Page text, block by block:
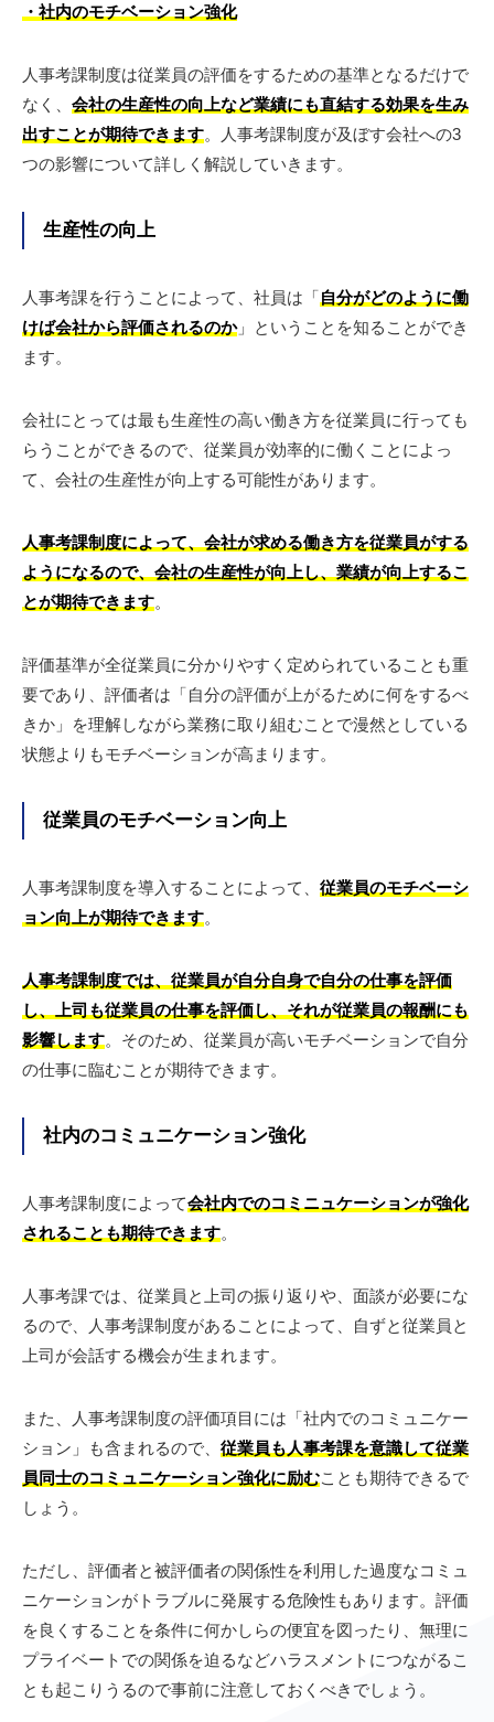
・社内のモチベーション強化
人事考課制度は従業員の評価をするための基準となるだけで
なく、 会社の生産性の向上など業績にも直結する効果を生み
出すことが期待できます。人事考課制度が及ぼす会社への3
つの影響について詳しく解説していきます。
生産性の向上
人事考課を行うことによって、社員は「自分がどのように働
けば会社から評価されるのか」ということを知ることができ
ます。
会社にとっては最も生産性の高い働き方を従業員に行っても
らうことができるので、従業員が効率的に働くことによっ
て、会社の生産性が向上する可能性があります。
人事考課制度によって、会社が求める働き方を従業員がする
ようになるので、会社の生産性が向上し、業績が向上するこ
とが期待できます。
評価基準が全従業員に分かりやすく定められていることも重
要であり、評価者は「自分の評価が上がるために何をするべ
きか」を理解しながら業務に取り組むことで漫然としている
状態よりもモチベーションが高まります。
従業員のモチベーション向上
人事考課制度を導入することによって、 従業員のモチベーシ
ョン向上が期待できます。
人事考課制度では、従業員が自分自身で自分の仕事を評価
し、上司も従業員の仕事を評価し、それが従業員の報酬にも
影響します。そのため、従業員が高いモチベーションで自分
の仕事に臨むことが期待できます。
社内のコミュニケーション強化
人事考課制度によって会社内でのコミニュケーションが強化
されることも期待できます。
人事考課では、従業員と上司の振り返りや、面談が必要にな
るので、人事考課制度があることによって、自ずと従業員と
上司が会話する機会が生まれます。
また、人事考課制度の評価項目には「社内でのコミュニケー
ション」も含まれるので、 従業員も人事考課を意識して従業
員同士のコミュニケーション強化に励むことも期待できるで
しょう。
ただし、評価者と被評価者の関係性を利用した過度なコミュ
ニケーションがトラブルに発展する危険性もあります。評価
を良くすることを条件に何かしらの便宜を図ったり、無理に
プライベートでの関係を迫るなどハラスメントにつながるこ
とも起こりうるので事前に注意しておくべきでしょう。